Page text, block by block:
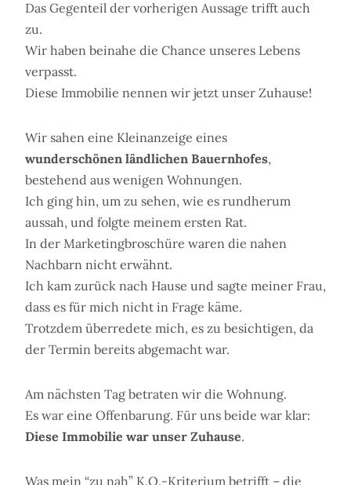
Das Gegenteil der vorherigen Aussage trifft auch
zu.
Wir haben beinahe die Chance unseres Lebens
verpasst.
Diese Immobilie nennen wir jetzt unser Zuhause!
Wir sahen eine Kleinanzeige eines
wunderschönen ländlichen Bauernhofes,
bestehend aus wenigen Wohnungen.
Ich ging hin, um zu sehen, wie es rundherum
aussah, und folgte meinem ersten Rat.
In der Marketingbroschüre waren die nahen
Nachbarn nicht erwähnt.
Ich kam zurück nach Hause und sagte meiner Frau,
dass es für mich nicht in Frage käme.
Trotzdem überredete mich, es zu besichtigen, da
der Termin bereits abgemacht war.
Am nächsten Tag betraten wir die Wohnung.
Es war eine Offenbarung. Für uns beide war klar:
Diese Immobilie war unser Zuhause.
Was mein “zu nah” K.O.-Kriterium betrifft – die